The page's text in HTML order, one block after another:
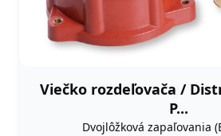
Viečko rozdeľovača /
P...
Dvojlôžková zapaľovania